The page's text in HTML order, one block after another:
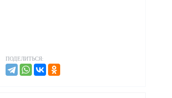
ПОДЕЛИТЬСЯ: